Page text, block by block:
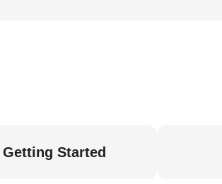
Getting Started